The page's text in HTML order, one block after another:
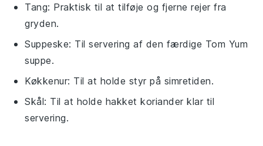
Tang: Praktisk til at tilføje og fjerne rejer fra
gryden.
Suppeske: Til servering af den færdige Tom Yum
suppe.
Køkkenur: Til at holde styr på simretiden.
Skål: Til at holde hakket koriander klar til
servering.